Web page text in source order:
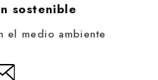
sostenible
el medio ambiente